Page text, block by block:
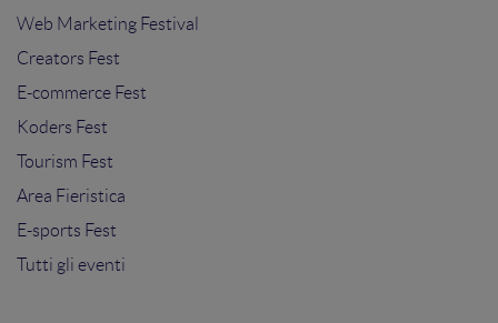
Web Marketing Festival
Creators Fest
E-commerce Fest
Koders Fest
Tourism Fest
Area Fieristica
E-sports Fest
Tutti gli eventi